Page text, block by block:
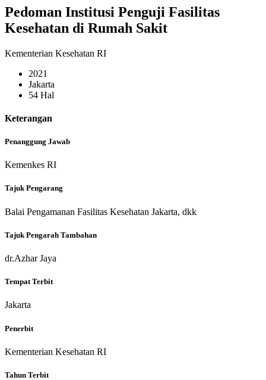
Pedoman Institusi Penguji Fasilitas
Kesehatan di Rumah Sakit
Kementerian Kesehatan RI
2021
Jakarta
54 Hal
Keterangan
Penanggung Jawab
Kemenkes RI
Tajuk Pengarang
Balai Pengamanan Fasilitas Kesehatan Jakarta, dkk
Tajuk Pengarah Tambahan
dr.Azhar Jaya
Tempat Terbit
Jakarta
Penerbit
Kementerian Kesehatan RI
Tahun Terbit